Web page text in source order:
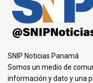
SNIP Noticias Panamá
Somos un medio de
información y dato y una